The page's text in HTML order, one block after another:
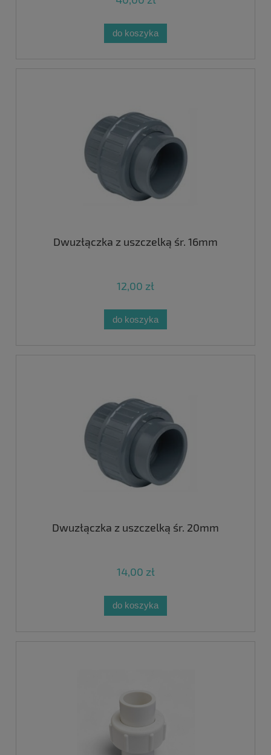
do koszyka
Dwuzłączka z uszczelką śr. 16mm
12,00 zł
do koszyka
Dwuzłączka z uszczelką śr. 20mm
14,00 zł
do koszyka